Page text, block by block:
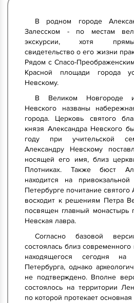
В родном городе
Залесском - по местам
экскурсии, хотя
свидетельство о его жизни
Рядом с Спасо-
Красной площади города
Невскому.
В Великом Новгороде
Невского названы
города. Церковь святого
князя Александра Невского
году при учительской
Александру Невскому
носящей его имя, близ
Плотниках. Также бюст
находится на
Петербурге почитание
восходит к решениям Петра
посвящен главный монастырь
Невская лавра.
Согласно базовой
состоялась близ
находящегося сегодня на
Петербурга, однако
не подтверждено. Вполне
состоялось на территории
по которой протекает